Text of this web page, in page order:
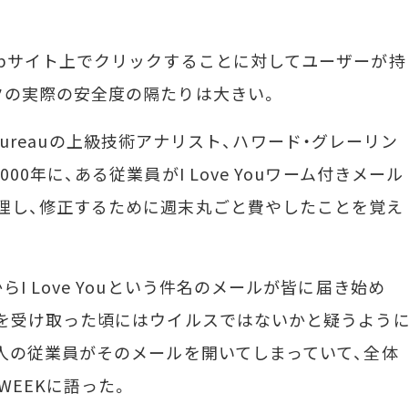
イト上でクリックすることに対してユーザーが持
実際の安全度の隔たりは大きい。
の上級技術アナリスト、ハワード・グレーリン
年に、ある従業員がI Love Youワーム付きメール
、修正するために週末丸ごと費やしたことを覚え
I Love Youという件名のメールが皆に届き始め
受け取った頃にはウイルスではないかと疑うように
の従業員がそのメールを開いてしまっていて、全体
に語った。